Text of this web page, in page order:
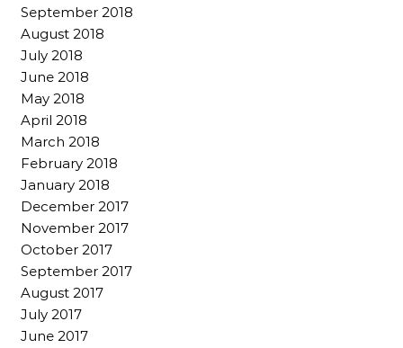
September 2018
August 2018
July 2018
June 2018
May 2018
April 2018
March 2018
February 2018
January 2018
December 2017
November 2017
October 2017
September 2017
August 2017
July 2017
June 2017